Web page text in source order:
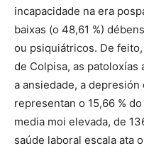
incapacidade na era
baixas (o 48,61 %)
ou psiquiátricos. De
de Colpisa, as patoloxías
a ansiedade, a
representan o 15,66 %
media moi elevada, de
saúde laboral escala ata